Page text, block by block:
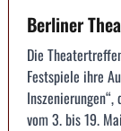
Berliner
Die
Festspiele ihre
vom 3. bis 19.